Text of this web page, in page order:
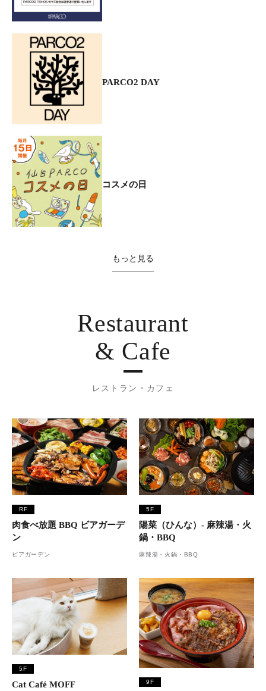
PARCO2 DAY
コスメの日
もっと見る
Restaurant
& Cafe
レストラン・カフェ
RF
肉食べ放題 BBQ ビアガーデ
ン
ビアガーデン
5F
陽菜（ひんな）- 麻辣湯・火
鍋・BBQ
麻辣湯・火鍋・BBQ
5F
Cat Café MOFF 9F